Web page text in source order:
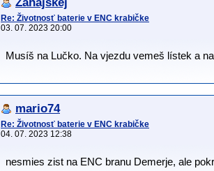
Re: Životnosť baterie v ENC krabičke
03. 07. 2023 20:00
Musíš na Lučko. Na vjezdu vemeš lístek a
mario74
Re: Životnosť baterie v ENC krabičke
04. 07. 2023 12:38
nesmies zist na ENC branu Demerje, ale